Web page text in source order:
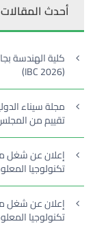
أحدث المقالات
كلية الهندسة
(IBC 2026)
تقييم من
إعلان عن شغل
تكنولوجيا
إعلان عن شغل
تكنولوجيا